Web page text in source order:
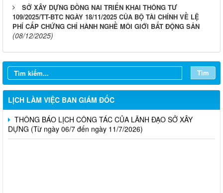
SỞ XÂY DỰNG ĐỒNG NAI TRIỂN KHAI THÔNG TƯ
109/2025/TT-BTC NGÀY 18/11/2025 CỦA BỘ TÀI CHÍNH VỀ LỆ
PHÍ CẤP CHỨNG CHỈ HÀNH NGHỀ MÔI GIỚI BẤT ĐỘNG SẢN
(08/12/2025)
Tìm
LỊCH LÀM VIỆC BAN GIÁM ĐỐC
LỊCH CÔNG TÁC CỦA LÃNH ĐẠO SỞ XÂY DỰNG (Từ ngày
03/8 đến ngày 08/8/2026)
THÔNG BÁO LỊCH CÔNG TÁC CỦA LÃNH ĐẠO SỞ XÂY
DỰNG (Từ ngày 27/7 đến ngày 31/7/2026)
THÔNG BÁO LỊCH CÔNG TÁC CỦA LÃNH ĐẠO SỞ XÂY
DỰNG (Từ ngày 20/7 đến ngày 25/7/2026)
THÔNG BÁO LỊCH CÔNG TÁC CỦA LÃNH ĐẠO SỞ XÂY
DỰNG (Từ ngày 06/7 đến ngày 11/7/2026)